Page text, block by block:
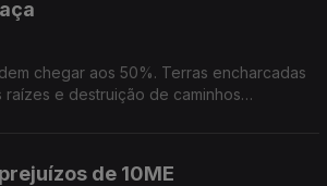
chegar aos 50%. Terras encharcadas
e destruição de caminhos
de 10ME